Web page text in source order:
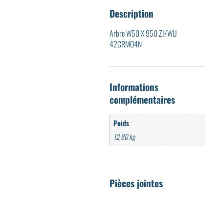
Description
Arbre W50 X 950 ZI/WU
42CRMO4N
Informations
complémentaires
Poids
12,80 kg